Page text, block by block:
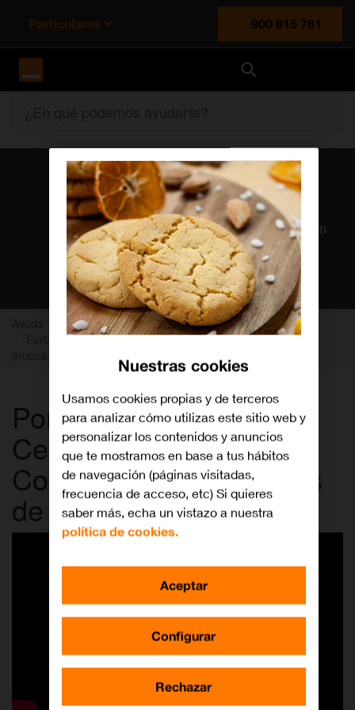
Particulares
900 815 761
Atención al cliente
Nuestros agentes solucionan cualquier duda en el chat Mi
Orange
Chatear con un agente
Ayuda
Vídeos
Portal de Autogestión Centralita Orange: Configuración de
Portal de Autogestión
Centralita Orange:
Configuración de grupos
de salto
Nuestras cookies
Usamos cookies propias y de terceros
para analizar cómo utilizas este sitio web y
personalizar los contenidos y anuncios
que te mostramos en base a tus hábitos
de navegación (páginas visitadas,
frecuencia de acceso, etc) Si quieres
saber más, echa un vistazo a nuestra
política de cookies.
Configurar
Rechazar
Aceptar